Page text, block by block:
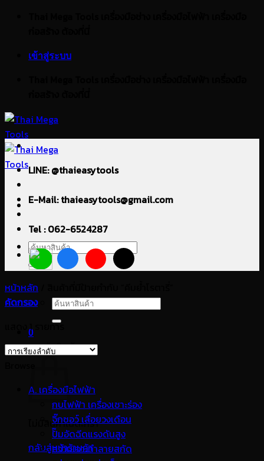
เข้าสู่ระบบ
ค้นหา:
ค้นหา:
0
ตะกร้าสินค้า
ไม่มีสินค้าในตะกร้า
กลับสู่หน้าร้านค้า
LINE: @thaieasytools
E-Mail: thaieasytools@gmail.com
Tel : 062-6524287
หน้าหลัก
คัดกรอง
แสดง 1 รายการ
A. เครื่องมือไฟฟ้า
กบไฟฟ้า เครื่องเซาะร่อง
จิ๊กซอว์ เลื่อยวงเดือน
ปั๊มอัดฉีดแรงดันสูง
สว่านเจาะทำลายสกัด